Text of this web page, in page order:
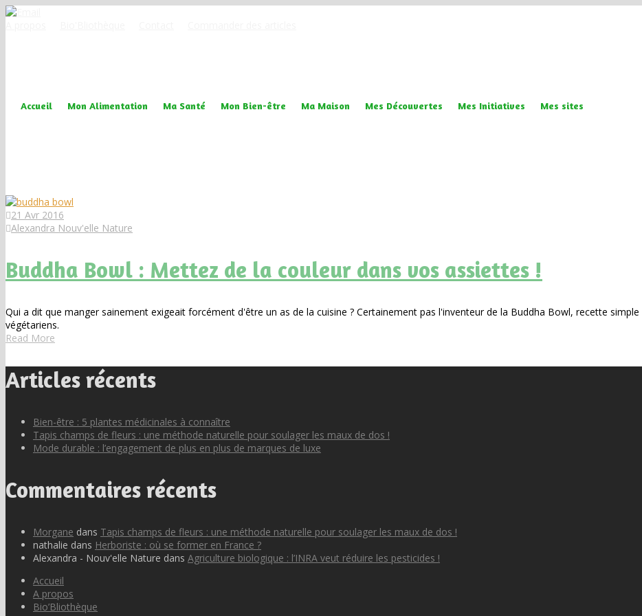
Accueil Mon Alimentation Ma Santé Mon Bien-être Ma Maison Mes Découvertes Mes Initiatives Mes sites
21 Avr 2016
Alexandra Nouv'elle Nature
Buddha Bowl : Mettez de la couleur dans vos assiettes !
Qui a dit que manger sainement exigeait forcément d'être un as de la cuisine ? Certainement pas l'inventeur de la Buddha Bowl, recette
végétariens.
Read More
Articles récents
Bien-être : 5 plantes médicinales à connaître
Tapis champs de fleurs : une méthode naturelle pour soulager les maux de dos !
Mode durable : l’engagement de plus en plus de marques de luxe
Commentaires récents
Morgane dans Tapis champs de fleurs : une méthode naturelle pour soulager les maux de dos !
nathalie dans Herboriste : où se former en France ?
Alexandra - Nouv'elle Nature dans Agriculture biologique : l’INRA veut réduire les pesticides !
Accueil
A propos
Bio’Bliothèque